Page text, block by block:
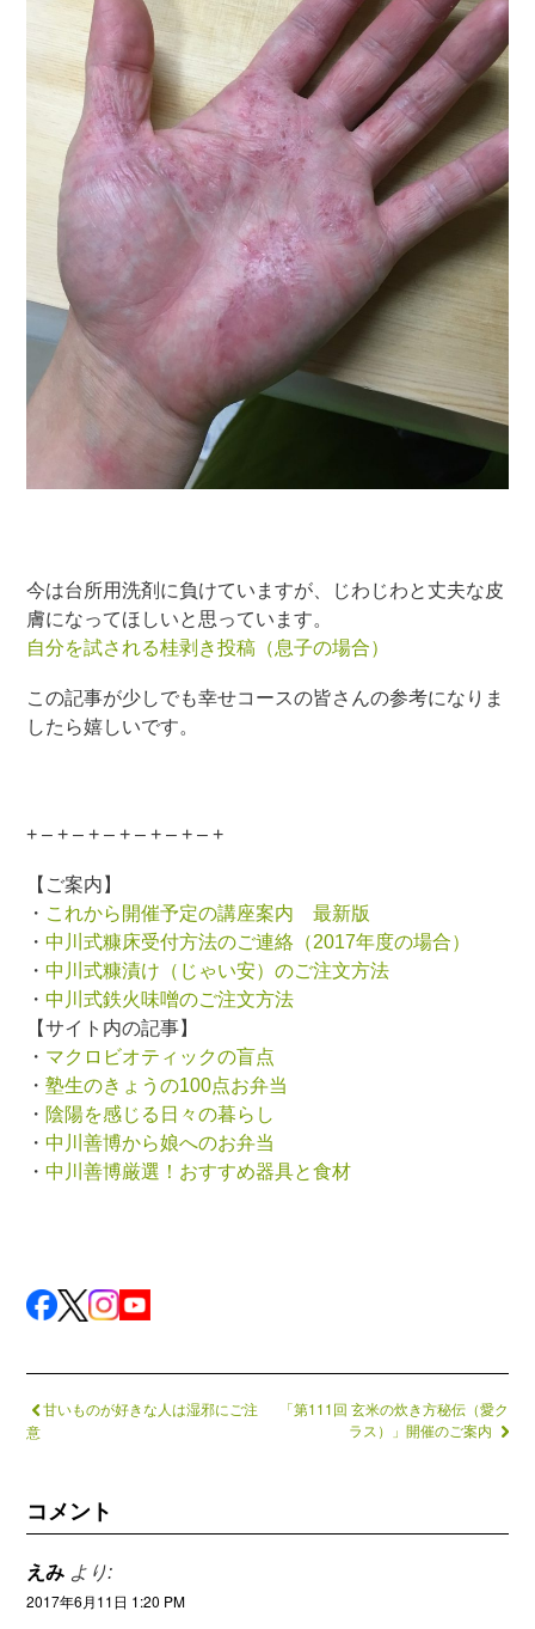
今は台所用洗剤に負けていますが、じわじわと丈夫な皮
膚になってほしいと思っています。
自分を試される桂剥き投稿（息子の場合）
この記事が少しでも幸せコースの皆さんの参考になりま
したら嬉しいです。
+ – + – + – + – + – + – +
【ご案内】
・ これから開催予定の講座案内 最新版
・中川式糠床受付方法のご連絡（2017年度の場合）
・中川式糠漬け（じゃい安）のご注文方法
・中川式鉄火味噌のご注文方法
【サイト内の記事】
・ マクロビオティックの盲点
・塾生のきょうの100点お弁当
・ 陰陽を感じる日々の暮らし
・中川善博から娘へのお弁当
・中川善博厳選！おすすめ器具と食材
甘いものが好きな人は湿邪にご注
意
「第111回 玄米の炊き方秘伝（愛ク
ラス）」開催のご案内
コメント
えみ より:
2017年6月11日 1:20 PM